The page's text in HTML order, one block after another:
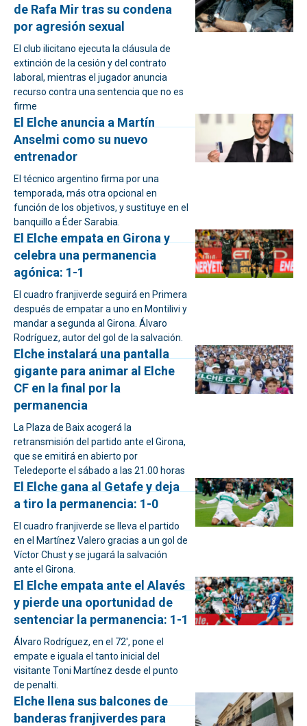
de Rafa Mir tras su condena
por agresión sexual
El club ilicitano ejecuta la cláusula de
extinción de la cesión y del contrato
laboral, mientras el jugador anuncia
recurso contra una sentencia que no es
firme
El Elche anuncia a Martín
Anselmi como su nuevo
entrenador
El técnico argentino firma por una
temporada, más otra opcional en
función de los objetivos, y sustituye en el
banquillo a Éder Sarabia.
El Elche empata en Girona y
celebra una permanencia
agónica: 1-1
El cuadro franjiverde seguirá en Primera
después de empatar a uno en Montilivi y
mandar a segunda al Girona. Álvaro
Rodríguez, autor del gol de la salvación.
Elche instalará una pantalla
gigante para animar al Elche
CF en la final por la
permanencia
La Plaza de Baix acogerá la
retransmisión del partido ante el Girona,
que se emitirá en abierto por
Teledeporte el sábado a las 21.00 horas
El Elche gana al Getafe y deja
a tiro la permanencia: 1-0
El cuadro franjiverde se lleva el partido
en el Martínez Valero gracias a un gol de
Víctor Chust y se jugará la salvación
ante el Girona.
El Elche empata ante el Alavés
y pierde una oportunidad de
sentenciar la permanencia: 1-1
Álvaro Rodríguez, en el 72', pone el
empate e iguala el tanto inicial del
visitante Toni Martínez desde el punto
de penalti.
Elche llena sus balcones de
banderas franjiverdes para